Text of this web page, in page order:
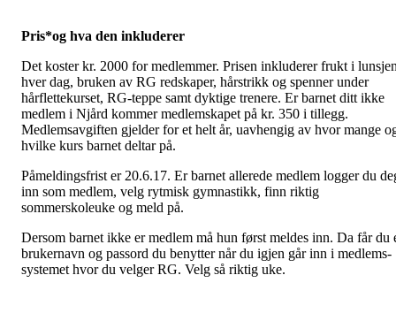
Pris*og hva den inkluderer
Det koster kr. 2000 for medlemmer. Prisen inkluderer frukt i
hver dag, bruken av RG redskaper, hårstrikk og spenner under
hårflettekurset, RG-teppe samt dyktige trenere. Er barnet ditt ikke
medlem i Njård kommer medlemskapet på kr. 350 i tillegg.
Medlemsavgiften gjelder for et helt år, uavhengig av hvor mange
hvilke kurs barnet deltar på.
Påmeldingsfrist er 20.6.17. Er barnet allerede medlem logger du
inn som medlem, velg rytmisk gymnastikk, finn riktig
sommerskoleuke og meld på.
Dersom barnet ikke er medlem må hun først meldes inn. Da får du
brukernavn og passord du benytter når du igjen går inn i medlems-
systemet hvor du velger RG. Velg så riktig uke.